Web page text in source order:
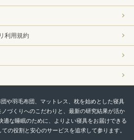
利用規約
や羽毛布団、マットレス、枕を始めとした寝具
づくりへのこだわりと、最新の研究結果が活か
適な睡眠のために、よりよい寝具をお届けできる
の役割と安心のサービスを追求して参ります。